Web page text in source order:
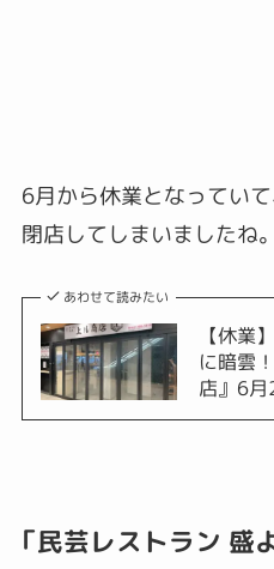
6月から休業となってい
閉店してしまいましたね。
あわせて読みたい
【休業
に暗雲
店』6月
「民芸レストラン 盛